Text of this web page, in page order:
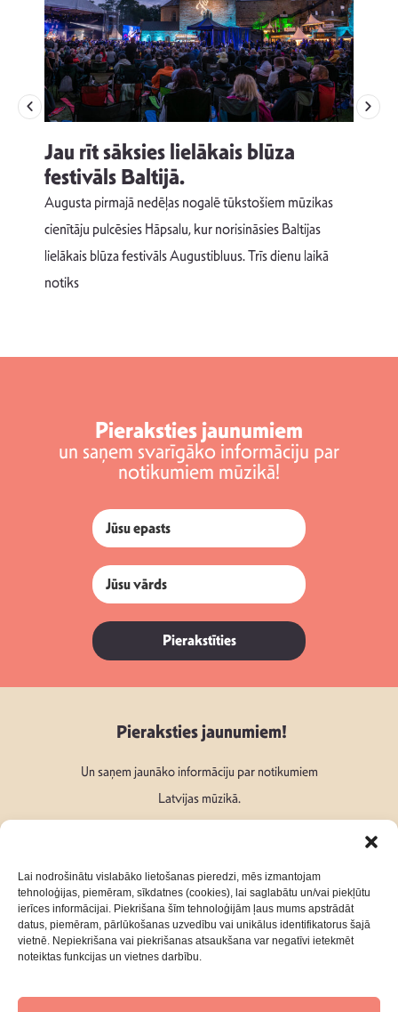
Lai nodrošinātu vislabāko lietošanas pieredzi, mēs izmantojam
tehnoloģijas, piemēram, sīkdatnes (cookies), lai saglabātu un/vai piekļūtu
ierīces informācijai. Piekrišana šīm tehnoloģijām ļaus mums apstrādāt
datus, piemēram, pārlūkošanas uzvedību vai unikālus identifikatorus šajā
vietnē. Nepiekrišana vai piekrišanas atsaukšana var negatīvi ietekmēt
noteiktas funkcijas un vietnes darbību.
Jau rīt sāksies lielākais blūza
festivāls Baltijā.
Augusta pirmajā nedēļas nogalē tūkstošiem mūzikas
cienītāju pulcēsies Hāpsalu, kur norisināsies Baltijas
lielākais blūza festivāls Augustibluus. Trīs dienu laikā
notiks
Pieraksties jaunumiem
un saņem svarīgāko informāciju par
notikumiem mūzikā!
Pierakstīties
Pieraksties jaunumiem!
Un saņem jaunāko informāciju par notikumiem
Latvijas mūzikā.
Seko mums: